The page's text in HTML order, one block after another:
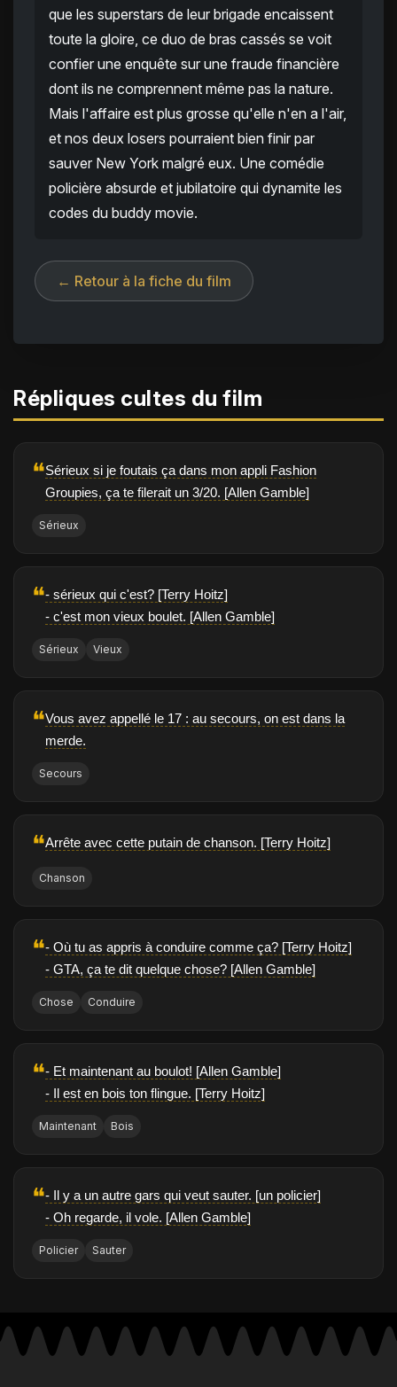
que les superstars de leur brigade encaissent
toute la gloire, ce duo de bras cassés se voit
confier une enquête sur une fraude financière
dont ils ne comprennent même pas la nature.
Mais l'affaire est plus grosse qu'elle n'en a l'air,
et nos deux losers pourraient bien finir par
sauver New York malgré eux. Une comédie
policière absurde et jubilatoire qui dynamite les
codes du buddy movie.
← Retour à la fiche du film
Répliques cultes du film
❝Sérieux si je foutais ça dans mon appli Fashion
Groupies, ça te filerait un 3/20. [Allen Gamble]
Sérieux
❝- sérieux qui c'est? [Terry Hoitz]
- c'est mon vieux boulet. [Allen Gamble]
Sérieux Vieux
❝Vous avez appellé le 17 : au secours, on est dans la
merde.
Secours
❝Arrête avec cette putain de chanson. [Terry Hoitz]
Chanson
❝- Où tu as appris à conduire comme ça? [Terry Hoitz]
- GTA, ça te dit quelque chose? [Allen Gamble]
Chose Conduire
❝- Et maintenant au boulot! [Allen Gamble]
- Il est en bois ton flingue. [Terry Hoitz]
Maintenant Bois
❝- Il y a un autre gars qui veut sauter. [un policier]
- Oh regarde, il vole. [Allen Gamble]
Policier Sauter